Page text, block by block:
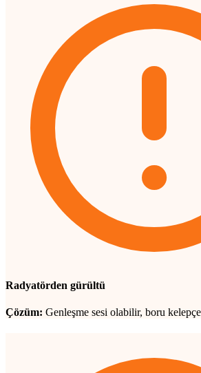
Radyatörden gürültü
Çözüm: Genleşme sesi olabilir, boru